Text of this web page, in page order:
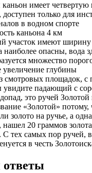
имеет четвертую
только для
в водном спорте
каньона 4 км
участок имеют ширину
наиболее опасны, вода
множество
увеличение глубины
смотровых площадок, с
падающий с
это ручей Золотой
«Золотой»
золото на ручье, а
нашел 20 граммов
С тех самых пор ручей,
в честь